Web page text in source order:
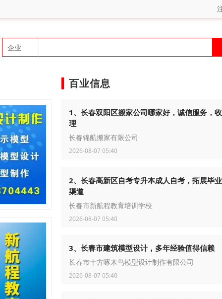
百业信息
1、长春双阳区搬家公司哪家好，诚信服务，
理
长春锦航搬家有限公司
2026-08-07 05:40
2、长春高新区自考专升本成人自考，拓展毕
渠道
长春市新航程教育培训学校
2026-08-07 05:40
3、长春市建筑模型设计，多年经验值得信赖
长春市十方啄木鸟模型设计制作有限公司
2026-08-07 05:40